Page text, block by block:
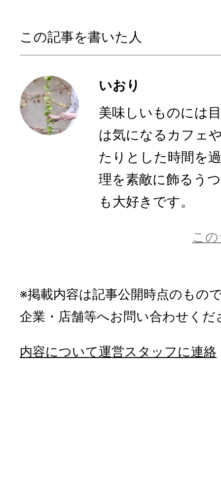
この記事を書いた人
いおり
美味しいものには
は気になるカフェ
たりとした時間を
理を素敵に飾るう
も大好きです。
こ
※掲載内容は記事公開時点のもの
企業・店舗等へお問い合わせくだ
内容について運営スタッフに連絡